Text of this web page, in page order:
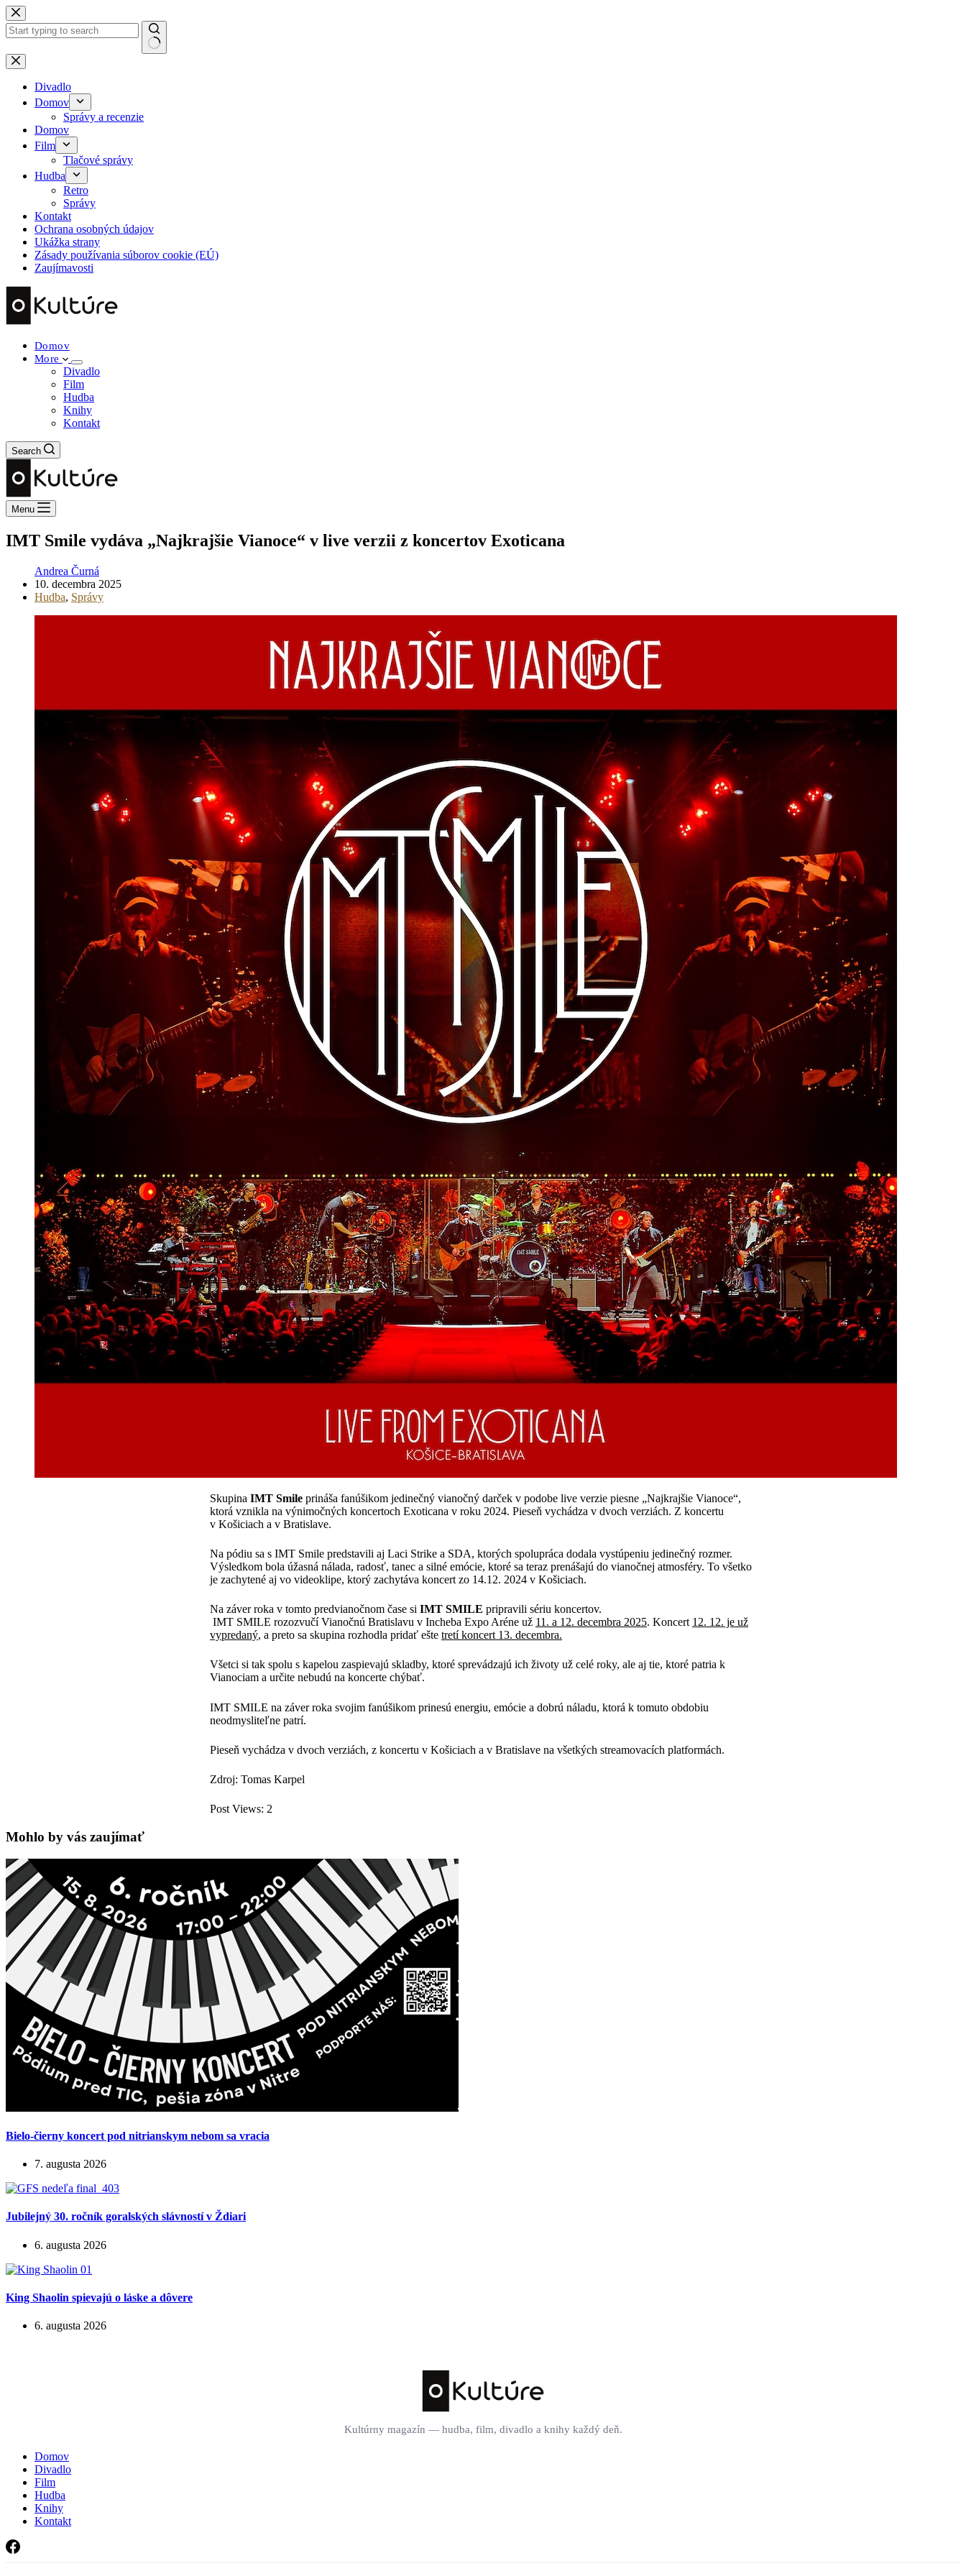
Skip
to
content
No
results
Divadlo
Domov
Správy a recenzie
Domov
Film
Tlačové správy
Hudba
Retro
Správy
Kontakt
Ochrana osobných údajov
Ukážka strany
Zásady používania súborov cookie (EÚ)
Zaujímavosti
Domov
More
Divadlo
Film
Hudba
Knihy
Kontakt
Search
Menu
IMT Smile vydáva „Najkrajšie Vianoce“ v live verzii z koncertov Exoticana
Andrea Čurná
10. decembra 2025
Hudba, Správy
Skupina IMT Smile prináša fanúšikom jedinečný vianočný darček v podobe live verzie piesne „Najkrajšie Vianoce“,
ktorá vznikla na výnimočných koncertoch Exoticana v roku 2024. Pieseň vychádza v dvoch verziách. Z koncertu
v Košiciach a v Bratislave.
Na pódiu sa s IMT Smile predstavili aj Laci Strike a SDA, ktorých spolupráca dodala vystúpeniu jedinečný rozmer.
Výsledkom bola úžasná nálada, radosť, tanec a silné emócie, ktoré sa teraz prenášajú do vianočnej atmosféry. To všetko
je zachytené aj vo videoklipe, ktorý zachytáva koncert zo 14.12. 2024 v Košiciach.
Na záver roka v tomto predvianočnom čase si IMT SMILE pripravili sériu koncertov.
IMT SMILE rozozvučí Vianočnú Bratislavu v Incheba Expo Aréne už 11. a 12. decembra 2025. Koncert 12. 12. je už
vypredaný, a preto sa skupina rozhodla pridať ešte tretí koncert 13. decembra.
Všetci si tak spolu s kapelou zaspievajú skladby, ktoré sprevádzajú ich životy už celé roky, ale aj tie, ktoré patria k
Vianociam a určite nebudú na koncerte chýbať.
IMT SMILE na záver roka svojim fanúšikom prinesú energiu, emócie a dobrú náladu, ktorá k tomuto obdobiu
neodmysliteľne patrí.
Pieseň vychádza v dvoch verziách, z koncertu v Košiciach a v Bratislave na všetkých streamovacích platformách.
Zdroj: Tomas Karpel
Post Views: 2
Mohlo by vás zaujímať
Bielo-čierny koncert pod nitrianskym nebom sa vracia
7. augusta 2026
Jubilejný 30. ročník goralských slávností v Ždiari
6. augusta 2026
King Shaolin spievajú o láske a dôvere
6. augusta 2026
Kultúrny magazín — hudba, film, divadlo a knihy každý deň.
Domov
Divadlo
Film
Hudba
Knihy
Kontakt